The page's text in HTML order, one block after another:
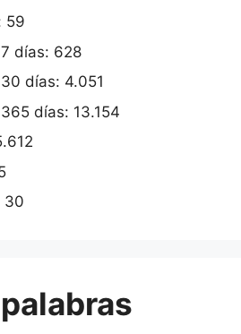
59
días: 628
días: 4.051
días: 13.154
30